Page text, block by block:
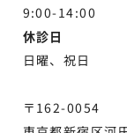
9:00-14:00
休診日
日曜、祝日
〒162-0054